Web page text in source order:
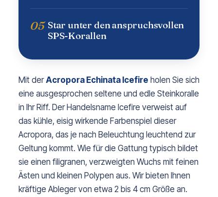
05 Star unter den anspruchsvollen
SPS-Korallen
Mit derAcropora Echinata Icefire holen Sie sich
eine ausgesprochen seltene und edle Steinkoralle
in Ihr Riff. Der Handelsname Icefire verweist auf
das kühle, eisig wirkende Farbenspiel dieser
Acropora, das je nach Beleuchtung leuchtend zur
Geltung kommt. Wie für die Gattung typisch bildet
sie einen filigranen, verzweigten Wuchs mit feinen
Ästen und kleinen Polypen aus. Wir bieten Ihnen
kräftige Ableger von etwa 2 bis 4 cm Größe an.